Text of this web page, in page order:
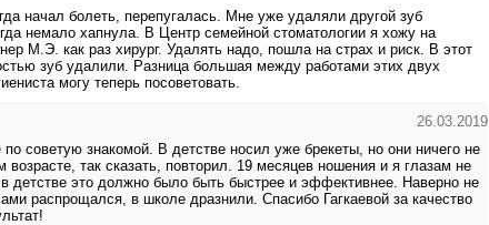
начал болеть, перепугалась. Мне уже удаляли другой зуб
немало хапнула. В Центр семейной стоматологии я хожу на
М.Э. как раз хирург. Удалять надо, пошла на страх и риск. В этот
зуб удалили. Разница большая между работами этих двух
могу теперь посоветовать.
26.03.2019
советую знакомой. В детстве носил уже брекеты, но они ничего не
возрасте, так сказать, повторил. 19 месяцев ношения и я глазам не
детстве это должно было быть быстрее и эффективнее. Наверно не
распрощался, в школе дразнили. Спасибо Гагкаевой за качество